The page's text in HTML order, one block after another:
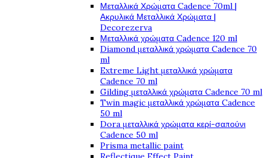
Μεταλλικά Χρώματα Cadence 70ml |
Ακρυλικά Μεταλλικά Χρώματα |
Decorezerva
Μεταλλικά χρώματα Cadence 120 ml
Diamond μεταλλικά χρώματα Cadence 70
ml
Extreme Light μεταλλικά χρώματα
Cadence 70 ml
Gilding μεταλλικά χρώματα Cadence 70 ml
Twin magic μεταλλικά χρώματα Cadence
50 ml
Dora μεταλλικά χρώματα κερί-σαπούνι
Cadence 50 ml
Prisma metallic paint